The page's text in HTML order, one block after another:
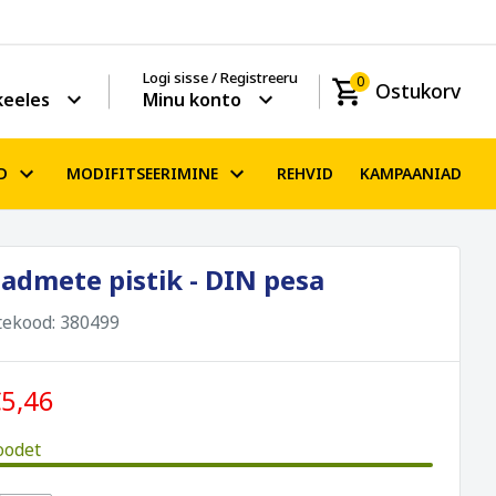
Logi sisse / Registreeru
Minu konto
0 Ostukorv
MODIFITSEERIMINE REHVID KAMPAANIAD
pistik - DIN pesa
380499